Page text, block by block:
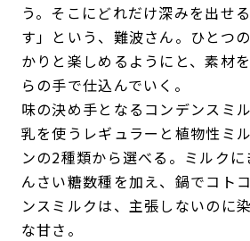
う。そこにどれだけ深みを出せ
す」という、難波さん。ひとつ
かりと楽しめるようにと、素材
らの手で仕込んでいく。
味の決め手となるコンデンスミ
乳を使うレギュラーと植物性ミ
ンの2種類から選べる。ミルク
んさい糖数種を加え、鍋でコト
ンスミルクは、主張しないのに
な甘さ。